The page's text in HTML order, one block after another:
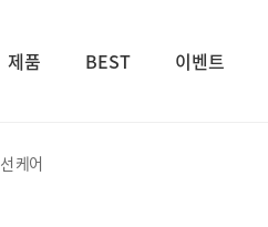
제품 BEST 이벤트
선 케어